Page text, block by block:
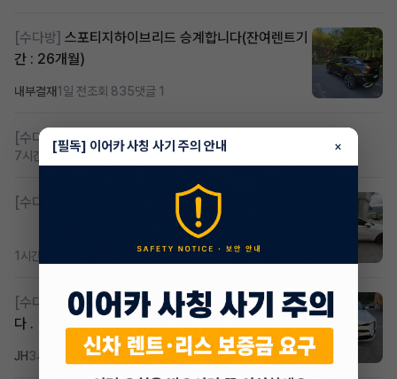
[수다방] 스포티지하이브리드 승계합니다(잔여렌트기
간 : 26개월)
내부결재1일 전조회 835댓글 1
[수다방] 저신용 무심사 or 신차 렌트 찾으시는분!!
7시간 전조회 445 댓글 2
[수다방] K8 하이브리드 (풀옵션) 758,780원
1시간 전
[수다방]
다 .
JH3시간 전 조회 312댓글 2
[필독] 이어카 사칭 사기 주의 안내 ×